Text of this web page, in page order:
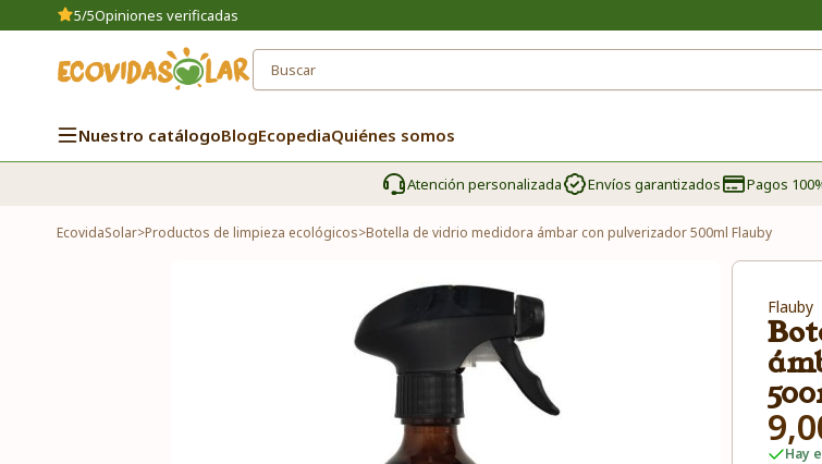
5/5Opiniones verificadas
Nuestro catálogoBlogEcopediaQuiénes somos
Atención personalizada Envíos garantizados Pagos
EcovidaSolar>Productos de limpieza ecológicos>Botella de vidrio medidora ámbar con pulverizador 500ml Flauby
Flauby
Hay